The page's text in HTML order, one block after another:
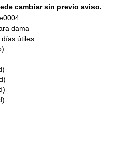
cambiar sin previo aviso.
dama
útiles